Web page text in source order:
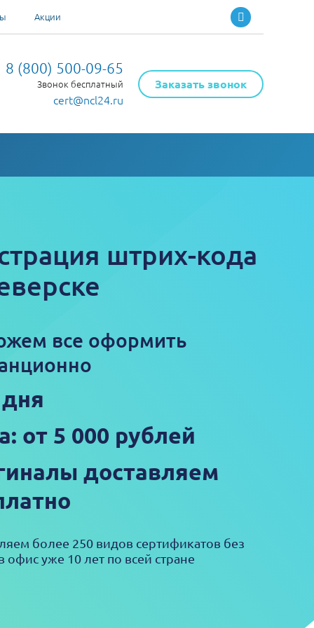
Акции
8 (800) 500-09-65
Звонок бесплатный
cert@ncl24.ru
Заказать звонок
штрих-кода
все оформить
от 5 000 рублей
доставляем
более 250 видов сертификатов без
офис уже 10 лет по всей стране